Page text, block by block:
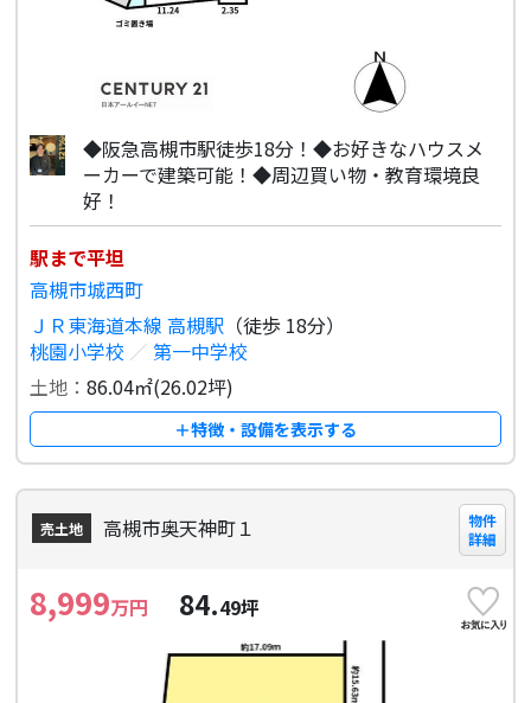
◆阪急高槻市駅徒歩18分！◆お好きなハウスメ
ーカーで建築可能！◆周辺買い物・教育環境良
好！
駅まで平坦
高槻市城西町
ＪＲ東海道本線 高槻駅 （徒歩 18分）
桃園小学校 ／ 第一中学校
土地：86.04㎡(26.02坪)
＋特徴・設備を表示する
売土地 高槻市奥天神町１
物件
詳細
8,999万円 84.49坪